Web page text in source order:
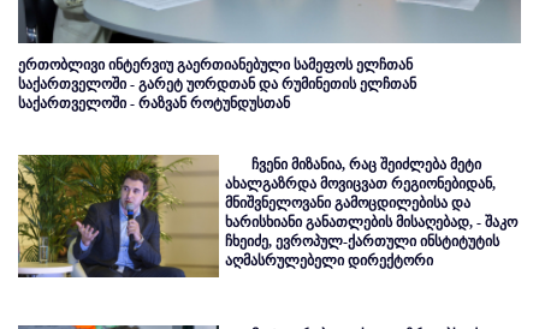
ერთობლივი ინტერვიუ გაერთიანებული სამეფოს ელჩთან
საქართველოში - გარეტ უორდთან და რუმინეთის ელჩთან
საქართველოში - რაზვან როტუნდუსთან
ჩვენი მიზანია, რაც შეიძლება მეტი
ახალგაზრდა მოვიცვათ რეგიონებიდან,
მნიშვნელოვანი გამოცდილებისა და
ხარისხიანი განათლების მისაღებად, - შაკო
ჩხეიძე, ევროპულ-ქართული ინსტიტუტის
აღმასრულებელი დირექტორი